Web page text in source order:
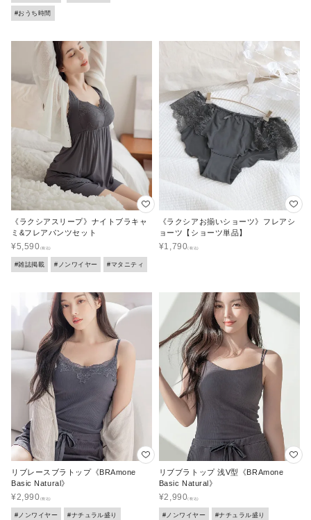
#おうち時間
《ラクシアスリープ》ナイトブラキャ
ミ&フレアパンツセット
¥5,590
#雑誌掲載 #ノンワイヤー #マタニティ
《ラクシアお揃いショーツ》フレアシ
ョーツ【ショーツ単品】
¥1,790
リブレースブラトップ《BRAmone
Basic Natural》
¥2,990
#ノンワイヤー #ナチュラル盛り
リブブラトップ 浅V型《BRAmone
Basic Natural》
¥2,990
#ノンワイヤー #ナチュラル盛り